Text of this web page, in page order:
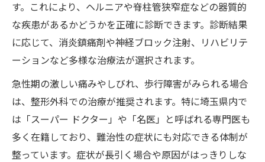
す。これにより、ヘルニアや脊柱管狭窄症などの器質的
な疾患があるかどうかを正確に診断できます。診断結果
に応じて、消炎鎮痛剤や神経ブロック注射、リハビリテ
ーションなど多様な治療法が選択されます。
急性期の激しい痛みやしびれ、歩行障害がみられる場合
は、整形外科での治療が推奨されます。特に埼玉県内で
は「スーパー ドクター」や「名医」と呼ばれる専門医も
多く在籍しており、難治性の症状にも対応できる体制が
整っています。症状が長引く場合や原因がはっきりしな